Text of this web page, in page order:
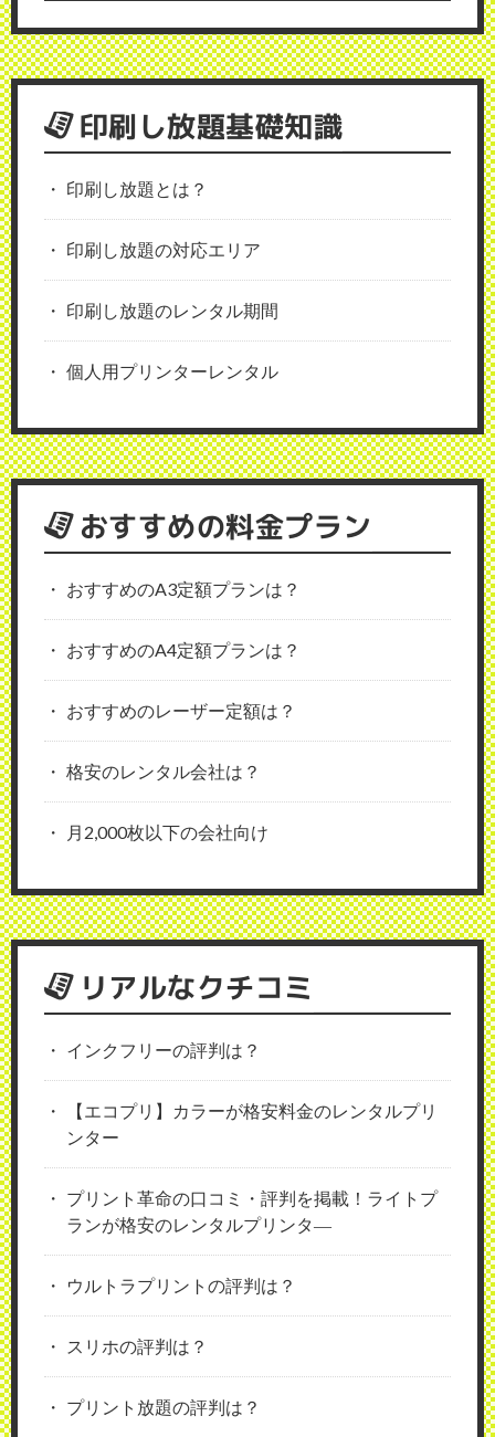
印刷し放題基礎知識
印刷し放題とは？
印刷し放題の対応エリア
印刷し放題のレンタル期間
個人用プリンターレンタル
おすすめの料金プラン
おすすめのA3定額プランは？
おすすめのA4定額プランは？
おすすめのレーザー定額は？
格安のレンタル会社は？
月2,000枚以下の会社向け
リアルなクチコミ
インクフリーの評判は？
【エコプリ】カラーが格安料金のレンタルプリ
ンター
プリント革命の口コミ・評判を掲載！ライトプ
ランが格安のレンタルプリンタ―
ウルトラプリントの評判は？
スリホの評判は？
プリント放題の評判は？